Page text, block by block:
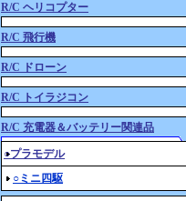
R/C ヘリコプター
R/C 飛行機
R/C ドローン
R/C トイラジコン
R/C 充電器＆バッテリー関連品
○プラモデル
○ミニ四駆